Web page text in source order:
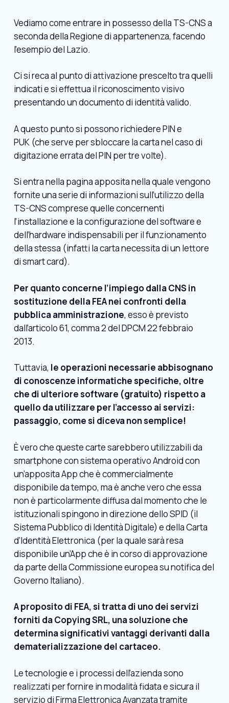
Vediamo come entrare in possesso della TS-CNS a
seconda della Regione di appartenenza, facendo
l’esempio del Lazio.
Ci si reca al punto di attivazione prescelto tra quelli
indicati e si effettua il riconoscimento visivo
presentando un documento di identità valido.
A questo punto si possono richiedere PIN e
PUK (che serve per sbloccare la carta nel caso di
digitazione errata del PIN per tre volte).
Si entra nella pagina apposita nella quale vengono
fornite una serie di informazioni sull’utilizzo della
TS-CNS comprese quelle concernenti
l’installazione e la configurazione del software e
dell’hardware indispensabili per il funzionamento
della stessa (infatti la carta necessita di un lettore
di smart card).
Per quanto concerne l’impiego dalla CNS in
sostituzione della FEA nei confronti della
pubblica amministrazione, esso è previsto
dall’articolo 61, comma 2 del DPCM 22 febbraio
2013.
Tuttavia, le operazioni necessarie abbisognano
di conoscenze informatiche specifiche, oltre
che di ulteriore software (gratuito) rispetto a
quello da utilizzare per l’accesso ai servizi:
passaggio, come si diceva non semplice!
È vero che queste carte sarebbero utilizzabili da
smartphone con sistema operativo Android con
un’apposita App che è commercialmente
disponibile da tempo, ma è anche vero che essa
non è particolarmente diffusa dal momento che le
istituzionali spingono in direzione dello SPID (il
Sistema Pubblico di Identità Digitale) e della Carta
d’Identità Elettronica (per la quale sarà resa
disponibile un’App che è in corso di approvazione
da parte della Commissione europea su notifica del
Governo Italiano).
A proposito di FEA, si tratta di uno dei servizi
forniti da Copying SRL, una soluzione che
determina significativi vantaggi derivanti dalla
dematerializzazione del cartaceo.
Le tecnologie e i processi dell’azienda sono
realizzati per fornire in modalità fidata e sicura il
servizio di Firma Elettronica Avanzata tramite